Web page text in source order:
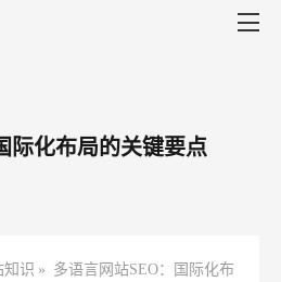
际化布局的关键要点
知识 » 多语言网站SEO：国际化布